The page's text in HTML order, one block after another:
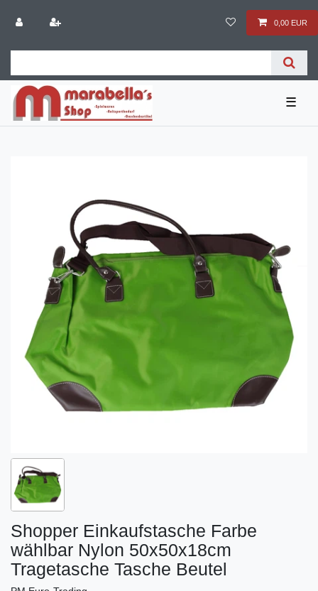
0,00 EUR
☰
Shopper Einkaufstasche Farbe
wählbar Nylon 50x50x18cm
Tragetasche Tasche Beutel